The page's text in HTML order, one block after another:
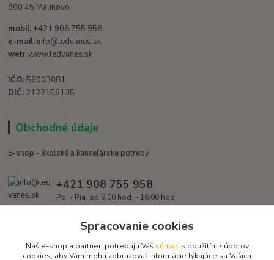
900 45 Malinovo
mobil: +421 908 755 958
e-mail: info@ledvanes.sk
web: www.ledvanes.sk
IČO: 56003081
DIČ: 2122156135
Obchodné údaje
E-shop - školské a kancelárske potreby
+421 908 755 958
Po. - Pia. od 9:00 hod. - 16:00 hod.
info@ledvanes.skSpracovanie cookies
Náš e-shop a partneri potrebujú Váš súhlas s použitím súborov
cookies, aby Vám mohli zobrazovať informácie týkajúce sa Vašich